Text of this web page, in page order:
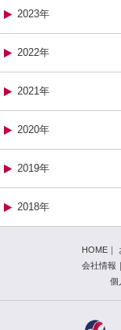
2023年
2022年
2021年
2020年
2019年
2018年
HOME ｜
会社情報 ｜
個